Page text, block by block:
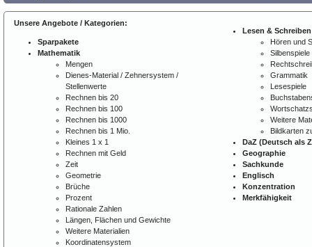
Unsere Angebote / Kategorien:
Sparpakete
Mathematik
Mengen
Dienes-Material / Zehnersystem /
Stellenwerte
Rechnen bis 20
Rechnen bis 100
Rechnen bis 1000
Rechnen bis 1 Mio.
Kleines 1 x 1
Rechnen mit Geld
Zeit
Geometrie
Brüche
Prozent
Rationale Zahlen
Längen, Flächen und Gewichte
Weitere Materialien
Koordinatensystem
Lesen & Schreiben
Hören und
Silbenspiele
Grammatik
Lesespiele
Weitere
Bildkarten
DaZ (Deutsch als
Geographie
Sachkunde
Englisch
Konzentration
Merkfähigkeit